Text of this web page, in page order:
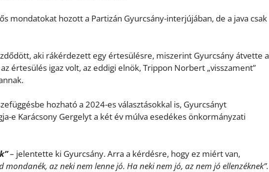
mondatokat hozott a Partizán Gyurcsány-interjújában, de a java csak
aki rákérdezett egy értesülésre, miszerint Gyurcsány átvette a
értesülés igaz volt, az eddigi elnök, Trippon Norbert „visszament”
hozható a 2024-es választásokkal is, Gyurcsányt
e Karácsony Gergelyt a két év múlva esedékes önkormányzati
– jelentette ki Gyurcsány. Arra a kérdésre, hogy ez miért van,
mondanék, az neki nem lenne jó. Ha neki nem jó, az nem jó ellenzéknek”.